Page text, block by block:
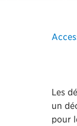
Les
un
pour